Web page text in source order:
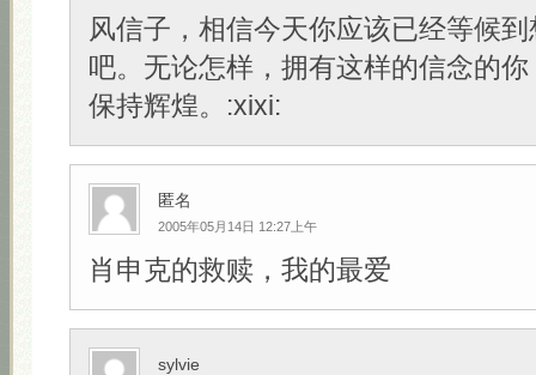
风信子，相信今天你应该已经等候
吧。无论怎样，拥有这样的信念的
保持辉煌。:xixi:
匿名
2005年05月14日 12:27上午
肖申克的救赎，我的最爱
sylvie